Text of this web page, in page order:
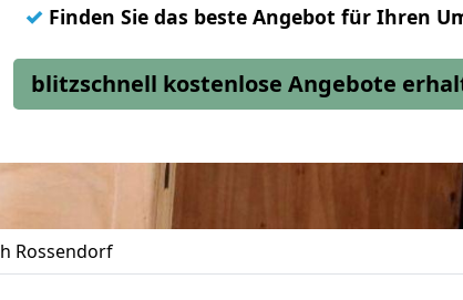
✓ Finden Sie das beste Angebot für Ihren
blitzschnell kostenlose Angebote
Rossendorf